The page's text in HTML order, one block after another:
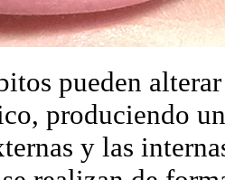
pueden
produciendo
y las